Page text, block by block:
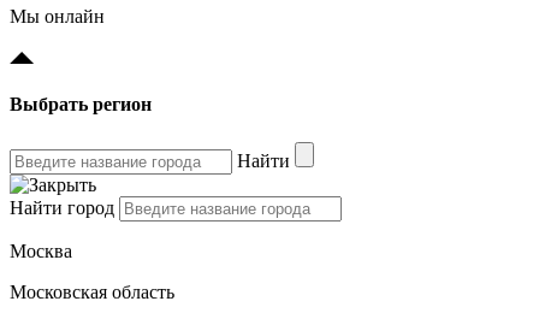
Мы онлайн
Выбрать регион
Найти
Найти город
Москва
Московская область